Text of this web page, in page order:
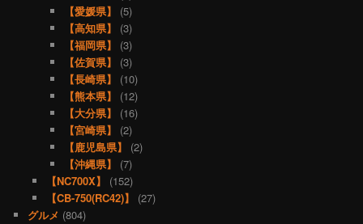
【愛媛県】
(5)
【高知県】
(3)
【福岡県】
(3)
【佐賀県】
(3)
【長崎県】
(10)
【熊本県】
(12)
【大分県】
(16)
【宮崎県】
(2)
【鹿児島県】
(2)
【沖縄県】
(7)
【NC700X】
(152)
【CB-750(RC42)】
(27)
グルメ (804)